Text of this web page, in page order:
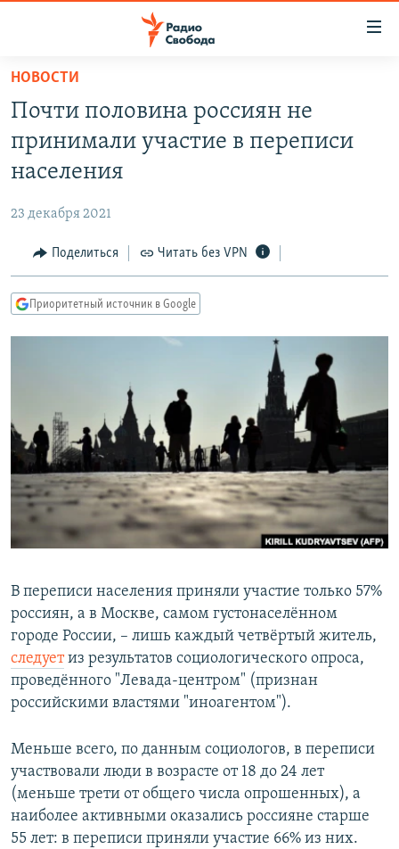
упрощенного
доступа
основному
Вернутся
Вернутся
АВТОРСКИЕ ПРОЕКТЫ
МНЕНИЯ
КУЛЬТУРА
КАВКАЗ.РЕАЛИИ
СИБИРЬ.РЕАЛИИ
РАСПИСАНИЕ ВЕЩАНИЯ
ПОДПИШИТЕСЬ НА РАССЫЛКУ
СОЦИАЛЬНЫЕ СЕТИ
Все сайты РСЕ/РС
НОВОСТИ
Почти половина россиян не
принимали участие в переписи
населения
23 декабря 2021
Поделиться Читать без VPN
Приоритетный источник в Google
В переписи населения приняли участие только 57%
россиян, а в Москве, самом густонаселённом
городе России, – лишь каждый четвёртый житель,
следуетиз результатов социологического опроса,
проведённого "Левада-центром" (признан
российскими властями "иноагентом").
Меньше всего, по данным социологов, в переписи
участвовали люди в возрасте от 18 до 24 лет
(меньше трети от общего числа опрошенных), а
наиболее активными оказались россияне старше
55 лет: в переписи приняли участие 66% из них.